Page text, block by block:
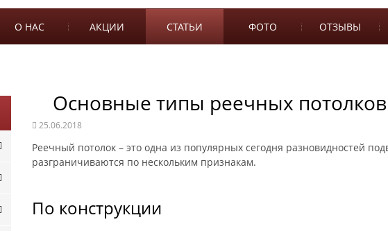
О НАС АКЦИИ СТАТЬИ ФОТО ОТЗЫВЫ
Основные типы реечных потолков
25.06.2018
Реечный потолок – это одна из популярных сегодня разновидностей
разграничиваются по нескольким признакам.
По конструкции